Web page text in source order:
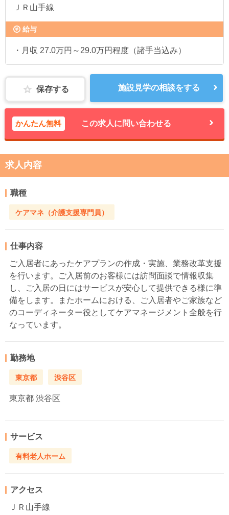
ＪＲ山手線
給与
・月収 27.0万円～29.0万円程度（諸手当込み）
保存する 施設見学の相談をする
かんたん無料 この求人に問い合わせる
求人内容
職種
ケアマネ（介護支援専門員）
仕事内容
ご入居者にあったケアプランの作成・実施、業務改革支援
を行います。ご入居前のお客様には訪問面談で情報収集
し、ご入居の日にはサービスが安心して提供できる様に準
備をします。またホームにおける、ご入居者やご家族など
のコーディネーター役としてケアマネージメント全般を行
なっています。
勤務地
東京都 渋谷区
東京都 渋谷区
サービス
有料老人ホーム
アクセス
ＪＲ山手線